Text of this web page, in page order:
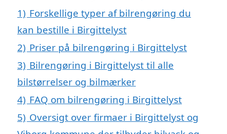
1) Forskellige typer af bilrengøring du
kan bestille i Birgittelyst
2) Priser på bilrengøring i Birgittelyst
3) Bilrengøring i Birgittelyst til alle
bilstørrelser og bilmærker
4) FAQ om bilrengøring i Birgittelyst
5) Oversigt over firmaer i Birgittelyst og